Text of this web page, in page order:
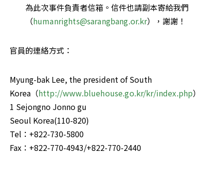
為此次事件負責者信箱。信件也請副本寄給我們
（humanrights@sarangbang.or.kr），謝謝！
官員的連絡方式：
Myung-bak Lee, the president of South
Korea（http://www.bluehouse.go.kr/kr/index.php）
1 Sejongno Jonno gu
Seoul Korea(110-820)
Tel：+822-730-5800
Fax：+822-770-4943/+822-770-2440